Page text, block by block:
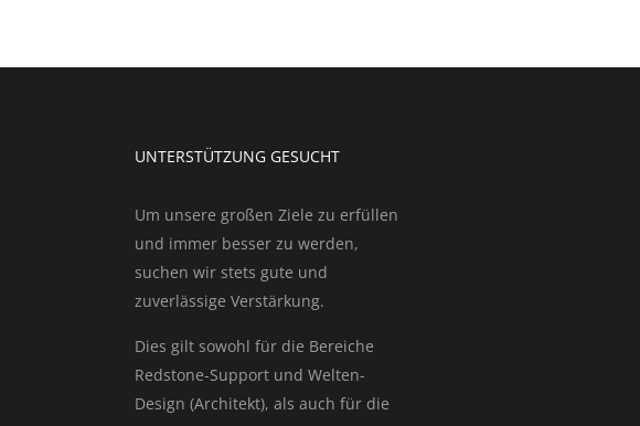
UNTERSTÜTZUNG GESUCHT
Um unsere großen Ziele zu erfüllen
und immer besser zu werden,
suchen wir stets gute und
zuverlässige Verstärkung.
Dies gilt sowohl für die Bereiche
Redstone-Support und Welten-
Design (Architekt), als auch für die